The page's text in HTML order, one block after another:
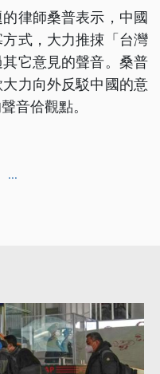
律師桑普表示，中國
式，大力推捒「台灣
它意見的聲音。桑普
力向外反駁中國的意
音佮觀點。
...